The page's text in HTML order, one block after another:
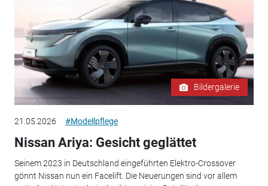
Bildergalerie
21.05.2026 #Modellpflege
Nissan Ariya: Gesicht geglättet
Seinem 2023 in Deutschland eingeführten Elektro-Crossover
gönnt Nissan nun ein Facelift. Die Neuerungen sind vor allem